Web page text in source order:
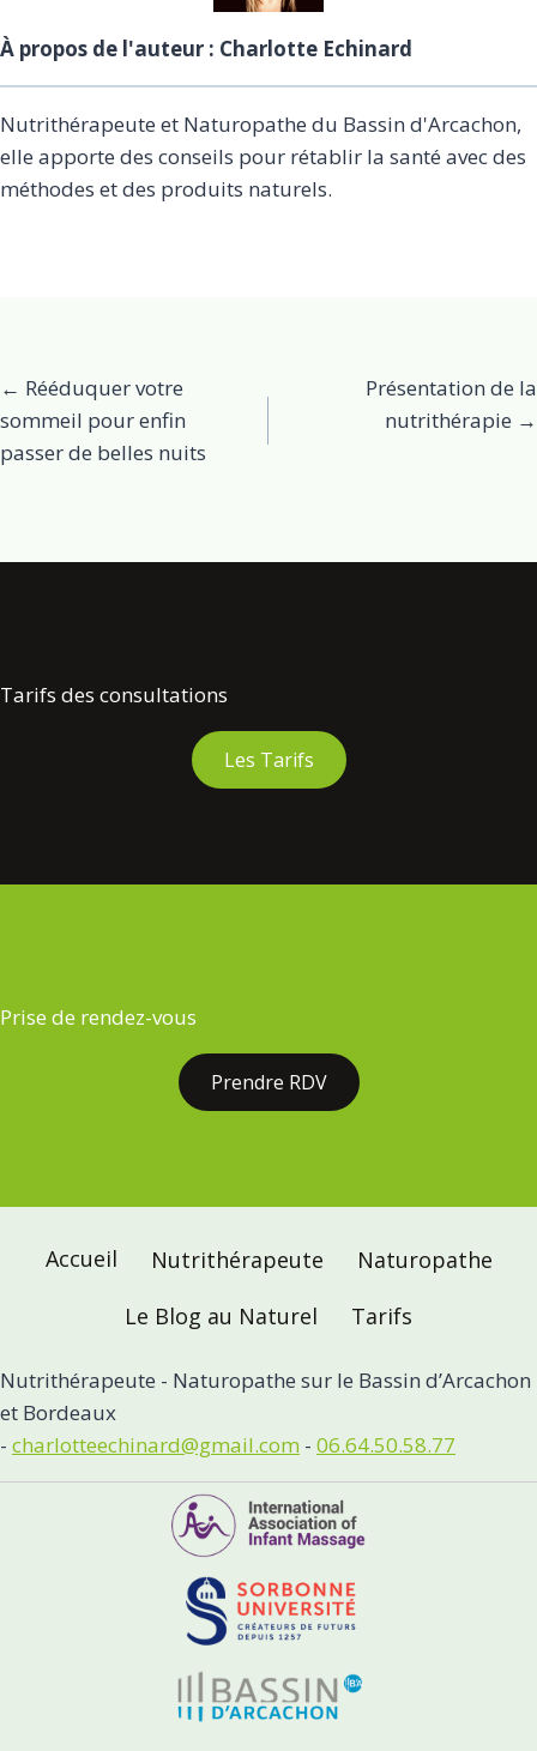
À propos de l'auteur : Charlotte Echinard
Nutrithérapeute et Naturopathe du Bassin d'Arcachon,
elle apporte des conseils pour rétablir la santé avec des
méthodes et des produits naturels.
Posts
navigation
← Rééduquer votre
sommeil pour enfin
passer de belles nuits
Présentation de la
nutrithérapie →
Tarifs des consultations
Les Tarifs
Prise de rendez-vous
Prendre RDV
Accueil Nutrithérapeute
Naturopathe
Le Blog au Naturel
Tarifs
Nutrithérapeute - Naturopathe sur le Bassin d’Arcachon
et Bordeaux
- charlotteechinard@gmail.com - 06.64.50.58.77